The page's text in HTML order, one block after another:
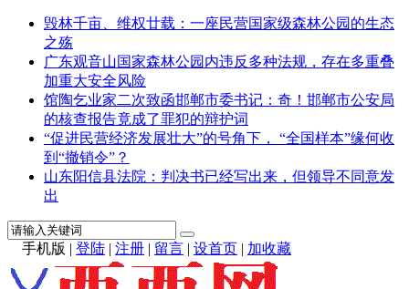
毁林千亩、维权廿载：一座民营国家级森林公园的生态
之殇
广东观音山国家森林公园内违反多种法规，存在多重叠
加重大安全风险
馆陶乞业家二次致函邯郸市委书记：奇！邯郸市公安局
的核查报告竟成了罪犯的辩护词
“促进民营经济发展壮大”的号角下， “全国样本”缘何收
到“撤销令”？
山东阳信县法院：判决书已经写出来，但领导不同意发
出
手机版 | 登陆 | 注册 | 留言 | 设首页 | 加收藏